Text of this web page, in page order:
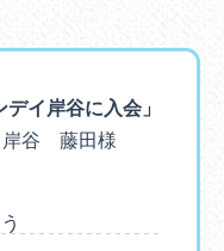
デイ岸谷に入会」
谷 藤田様